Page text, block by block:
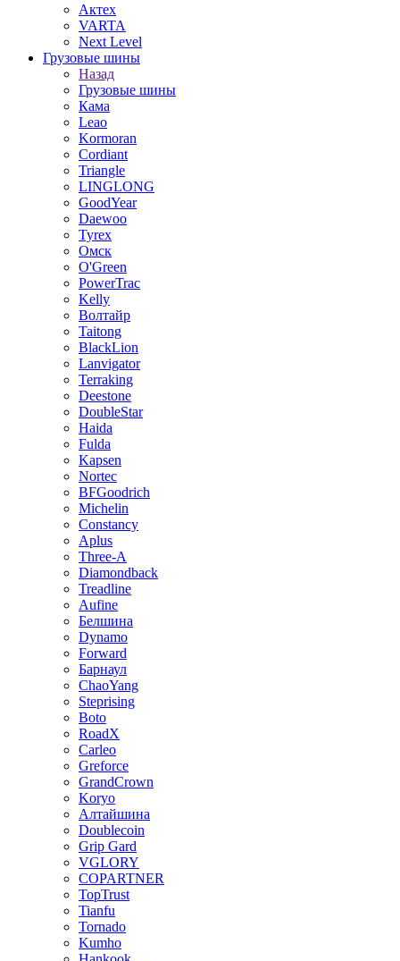
Актех
VARTA
Next Level
Грузовые шины
Назад
Грузовые шины
Кама
Leao
Kormoran
Cordiant
Triangle
LINGLONG
GoodYear
Daewoo
Tyrex
Омск
O'Green
PowerTrac
Kelly
Волтайр
Taitong
BlackLion
Lanvigator
Terraking
Deestone
DoubleStar
Haida
Fulda
Kapsen
Nortec
BFGoodrich
Michelin
Constancy
Aplus
Three-A
Diamondback
Treadline
Aufine
Белшина
Dynamo
Forward
Барнаул
ChaoYang
Steprising
Boto
RoadX
Carleo
Greforce
GrandCrown
Koryo
Алтайшина
Doublecoin
Grip Gard
VGLORY
COPARTNER
TopTrust
Tianfu
Tornado
Kumho